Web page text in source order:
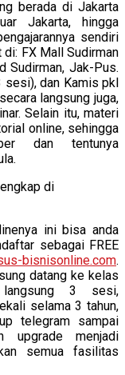
berada di Jakarta
Jakarta, hingga
sendiri
FX Mall Sudirman
Sudirman, Jak-Pus.
sesi), dan Kamis pkl
langsung juga,
Selain itu, materi
online, sehingga
dan tentunya
ini bisa anda
sebagai FREE
bisnisonline.com.
datang ke kelas
langsung 3 sesi,
selama 3 tahun,
telegram sampai
upgrade menjadi
semua fasilitas